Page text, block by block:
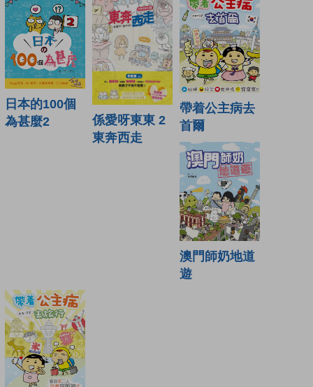
日本的100個
為甚麼2
係愛呀東東 2
東奔西走
帶着公主病去
首爾
澳門師奶地道
遊